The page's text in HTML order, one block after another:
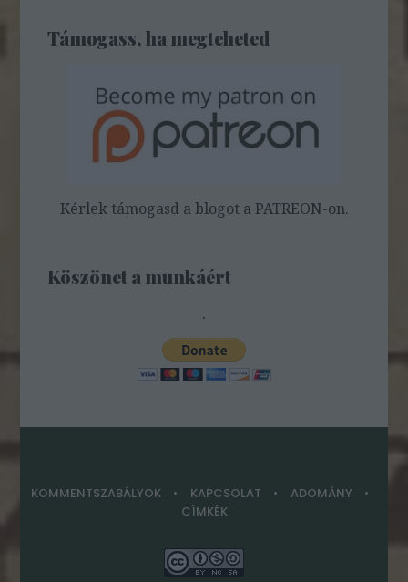
Támogass, ha megteheted
Kérlek támogasd a blogot a PATREON-on.
Köszönet a munkáért
.
KOMMENTSZABÁLYOK KAPCSOLAT
ADOMÁNY
CÍMKÉK